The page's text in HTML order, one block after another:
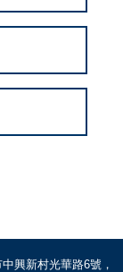
興新村光華路6號，